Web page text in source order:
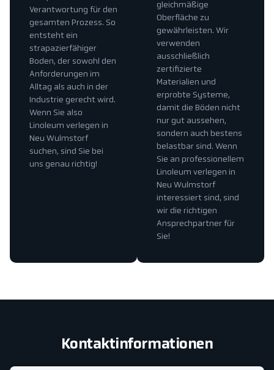
gleichmäßige
Oberfläche zu
gewährleisten. Wir
verwenden
ausschließlich
zertifizierte
Materialien und
erprobte Systeme,
damit die Böden nicht
nur gut aussehen,
sondern auch bestens
belastbar sind. Wenn
Sie an professionellem
Linoleum verlegen in
Neu Wulmstorf
interessiert sind, sind
wir die richtigen
Ansprechpartner für
Sie!
Verantwortung für den
gesamten Prozess. So
entsteht ein
strapazierfähiger
Boden, der sowohl den
Anforderungen im
Alltag als auch in der
Industrie gerecht wird.
Wenn Sie also
Linoleum verlegen in
Neu Wulmstorf
suchen, sind Sie bei
uns genau richtig!
Kontaktinformationen